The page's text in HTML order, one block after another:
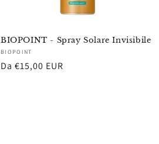
BIOPOINT - Spray Solare Invisibile
Fornitore:
BIOPOINT
Prezzo
Da €15,00 EUR